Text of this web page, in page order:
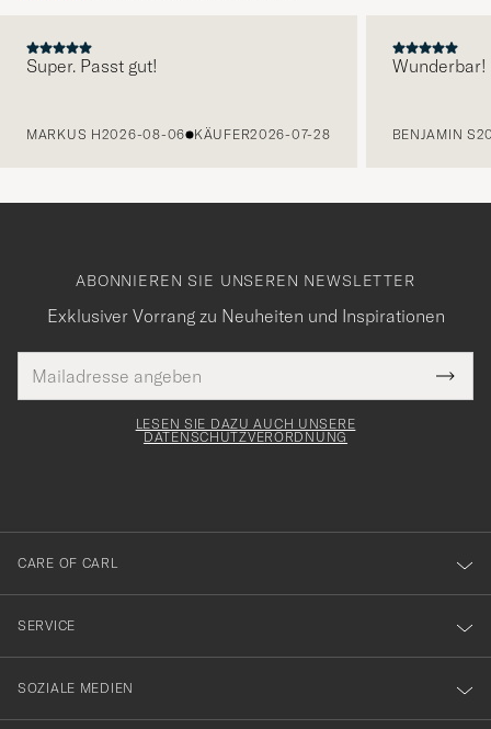
Super. Passt gut!
MARKUS H2026-08-06 KÄUFER2026-07-28
Wunderbar!
BENJAMIN S
ABONNIEREN SIE UNSEREN NEWSLETTER
Exklusiver Vorrang zu Neuheiten und Inspirationen
Mail
Adresse
Tack
för
dig
till
vårt
nyhetsbrev!
LESEN SIE DAZU AUCH UNSERE
DATENSCHUTZVERORDNUNG
CARE OF CARL
SERVICE
SOZIALE MEDIEN